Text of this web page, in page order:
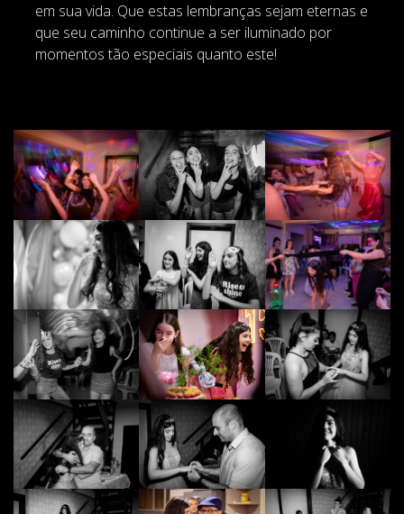
em sua vida. Que estas lembranças sejam eternas e
que seu caminho continue a ser iluminado por
momentos tão especiais quanto este!